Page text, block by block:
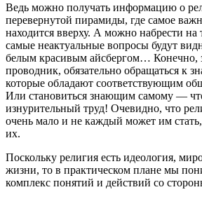
Ведь можно получать информацию о
перевернутой пирамиды, где самое
находится вверху. А можно набрести на
самые неактуальные вопросы будут
белым красивым айсбергом… Конечно,
проводник, обязательно обращаться к
которые обладают соответствующим
Или становиться знающим самому —
изнурительный труд! Очевидно, что
очень мало и не каждый может им
их.
Поскольку религия есть идеология,
жизни, то в практическом плане мы
комплекс понятий и действий со